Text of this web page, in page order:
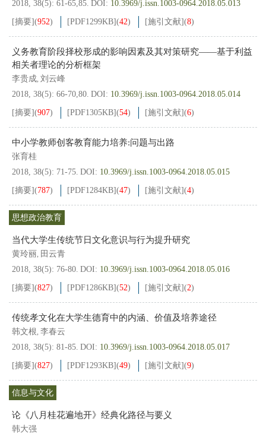
2018, 38(5): 61-65,85. DOI: 10.3969/j.issn.1003-0964.2018.05.013
[摘要](952) [PDF1299KB](42) [施引文献](8)
义务教育阶段择校形成的影响因素及其对策研究——基于利益
相关者理论的分析框架
李贵成, 刘云峰
2018, 38(5): 66-70,80. DOI: 10.3969/j.issn.1003-0964.2018.05.014
[摘要](907) [PDF1305KB](54) [施引文献](6)
中小学教师创客教育能力培养:问题与出路
张育桂
2018, 38(5): 71-75. DOI: 10.3969/j.issn.1003-0964.2018.05.015
[摘要](787) [PDF1284KB](47) [施引文献](4)
思想政治教育
当代大学生传统节日文化意识与行为提升研究
黄玲丽, 田云青
2018, 38(5): 76-80. DOI: 10.3969/j.issn.1003-0964.2018.05.016
[摘要](827) [PDF1286KB](52) [施引文献](2)
传统孝文化在大学生德育中的内涵、价值及培养途径
韩文根, 李春云
2018, 38(5): 81-85. DOI: 10.3969/j.issn.1003-0964.2018.05.017
[摘要](827) [PDF1293KB](49) [施引文献](9)
信息与文化
论《八月桂花遍地开》经典化路径与要义
韩大强